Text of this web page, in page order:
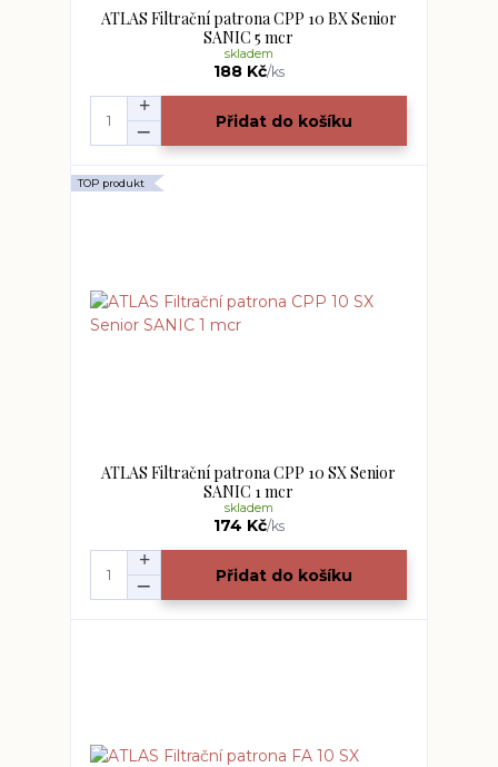
ATLAS Filtrační patrona CPP 10 BX Senior
SANIC 5 mcr
188 Kč/ks
skladem
Přidat do košíku
TOP produkt
ATLAS Filtrační patrona CPP 10 SX Senior
SANIC 1 mcr
174 Kč/ks
skladem
Přidat do košíku